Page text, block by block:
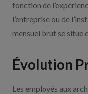
fonction de
l’entreprise ou de
mensuel brut se situe
Évolution
Les employés aux